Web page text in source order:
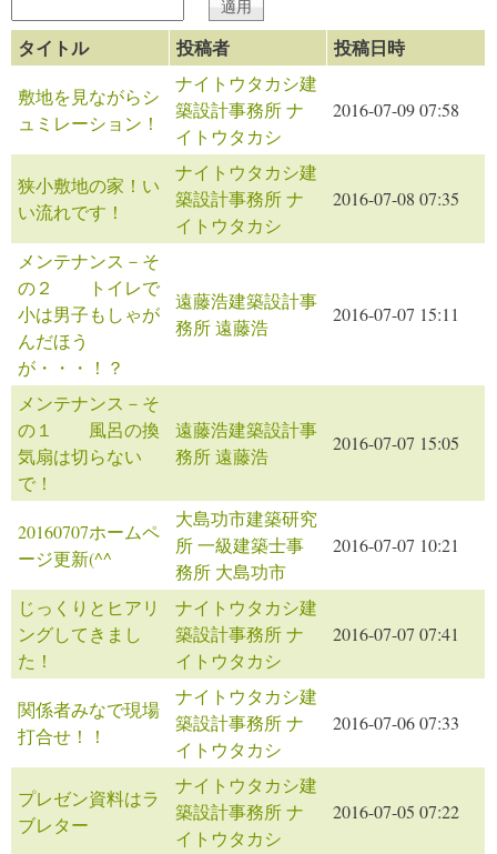
タイトル 投稿者 投稿日時
敷地を見ながらシ
ュミレーション！
ナイトウタカシ建
築設計事務所 ナ
イトウタカシ
2016-07-09 07:58
狭小敷地の家！い
い流れです！
ナイトウタカシ建
築設計事務所 ナ
イトウタカシ
2016-07-08 07:35
メンテナンス－そ
の２ トイレで
小は男子もしゃが
んだほう
が・・・！？
遠藤浩建築設計事
務所 遠藤浩
2016-07-07 15:11
メンテナンス－そ
の１ 風呂の換
気扇は切らない
で！
遠藤浩建築設計事
務所 遠藤浩
2016-07-07 15:05
20160707ホームペ
ージ更新(^^ゞ
大島功市建築研究
所 一級建築士事
務所 大島功市
2016-07-07 10:21
じっくりとヒアリ
ングしてきまし
た！
ナイトウタカシ建
築設計事務所 ナ
イトウタカシ
2016-07-07 07:41
関係者みなで現場
打合せ！！
ナイトウタカシ建
築設計事務所 ナ
イトウタカシ
2016-07-06 07:33
プレゼン資料はラ
ブレター
ナイトウタカシ建
築設計事務所 ナ
イトウタカシ
2016-07-05 07:22